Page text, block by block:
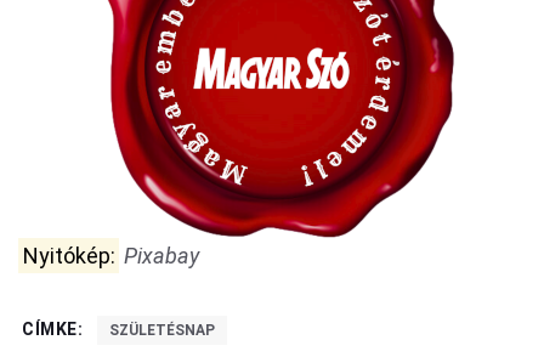
Nyitókép: Pixabay
CÍMKE: SZÜLETÉSNAP